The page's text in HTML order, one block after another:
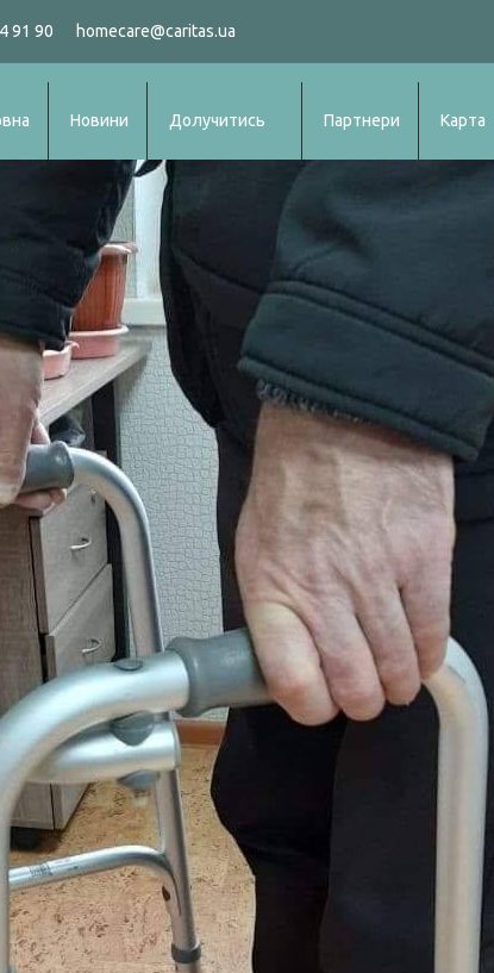
91 90 homecare@caritas.ua
Новини Долучитись Партнери Карта